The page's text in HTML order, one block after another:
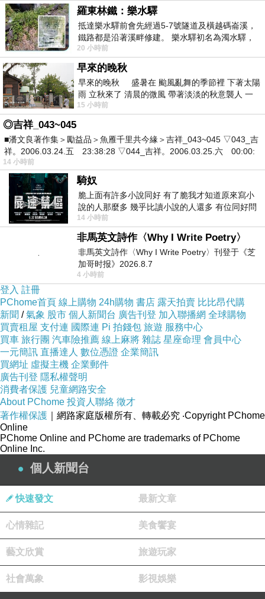
日本藤素
2020-02-23 05:50:43
讚~~~~!
(悄悄話)
2018-06-20 05:20:52
張小姐
2017-04-25 18:52:45
父親近日要遷入祖墳，直系親屬都要到場嗎
版主回應
張小姐 善德您好：
我是阿同師的網路客服人員，關於您的詢問我
們回覆如下
祖先撿骨是為祖先再次找個安靈之所，子孫的
心意，孝順之源，若是未能參加，不會影響氣
運，不必刻意。
阿同師的網路客服人員敬上
2017-04-26 23:05:12
看更多回應
羅東林鐵：樂水驛
抵達樂水驛前會先經過5-7號隧道及橫越碼崙溪，
鐵路都是沿著溪畔修建。 樂水驛初名為濁水驛，
但因與臺鐵集集線車站同名，於1953
20 小時前
早來的晚秋
早來的晚秋 盛暑在 颱風亂舞的季節裡 下著太陽
雨 立秋來了 清晨的微風 帶著淡淡的秋意襲人 一
下子 又被赤
15 小時前
◎吉祥_043~045
■潘文良著作集＞勵益品＞魚雁千里共今緣＞吉祥_043~045 ▽043_吉
祥。2006.03.24.五 23:38:28 ▽044_吉祥。2006.03.25.六 00:00:
14 小時前
騎奴
脆上面有許多小說同好 有了脆我才知道原來寫小
說的人那麼多 幾乎比讀小說的人還多 有位同好問
了一個問題 她說為什麼高中文學獎的
14 小時前
非馬英文詩作〈Why I Write Poetry〉
非馬英文詩作〈Why I Write Poetry〉刊登于《芝
加哥时报》2026.8.7
4 小時前
登入 註冊
PChome首頁 線上購物 24h購物 書店 露天拍賣 比比昂代購
新聞 /氣象 股市 個人新聞台 廣告刊登 加入聯播網 全球購物
買賣租屋 支付連 國際連 Pi 拍錢包 旅遊 服務中心
買車 旅行團 汽車險推薦 線上麻將 雜誌 星座命理 會員中心
一元簡訊 直播達人 數位憑證 企業簡訊
買網址 虛擬主機 企業郵件
廣告刊登 隱私權聲明
消費者保護 兒童網路安全
About PChome 投資人聯絡 徵才
著作權保護 ｜網路家庭版權所有、轉載必究 ‧Copyright PChome
Online
PChome Online and PChome are trademarks of PChome
Online Inc.
個人新聞台
快速發文 最新文章
心情雜記 美食饗宴
藝文欣賞 旅遊玩家
社會萬象 影視娛樂